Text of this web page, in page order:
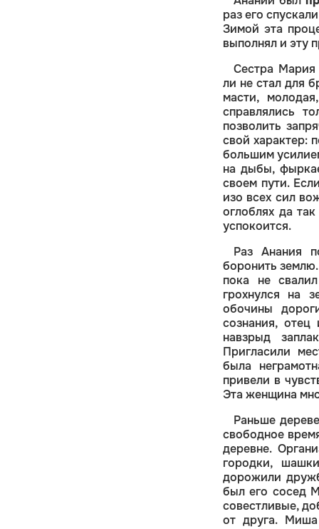
раз его
Зимой эта
выполнял и эту
Сестра Мария
ли не стал для
масти,
справлялись
позволить
свой характер:
большим
на дыбы,
своем пути.
изо всех сил
оглоблях да
успокоится.
Раз Анания
боронить
пока не
грохнулся на
обочины
сознания,
навзрыд
Пригласили
была
привели в
Эта женщина
Раньше
свободное
деревне.
городки,
дорожили
был его сосед
совестливые,
от друга.